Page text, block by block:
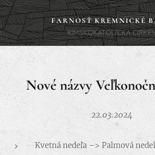
FARNOSŤ KREMNICKÉ
RÍMSKOKATOLÍCKA
Nové názvy
22.03.2024
Kvetná nedeľa –> Palmová